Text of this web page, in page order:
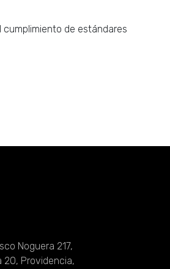
de estándares
Noguera 217,
20, Providencia,